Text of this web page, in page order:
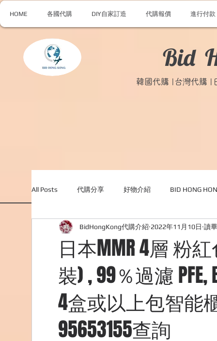
HOME 各國代購 DIY自家訂造 代購報價 進行付款
Bid
韓國代購 |台灣代購 |
All Posts 代購分享 好物介紹 BID HONG
外國購物網站介紹 ABOUT ME ABOUT
美食團購 購物 台灣代購網站
日本MMR 4層 粉
裝) , 99％過濾 PFE,
4盒或以上包智能櫃
95653155查詢
BidHongKong代購介紹 2022年11月10日 讀